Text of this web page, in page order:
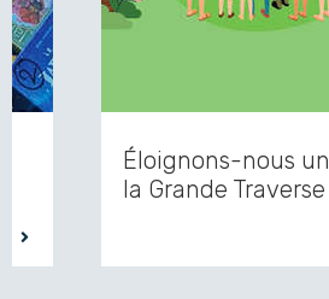
Éloignons-nous
la Grande Traverse